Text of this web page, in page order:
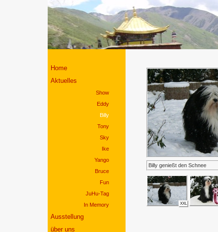
Home
Aktuelles
Show
Eddy
Billy
Tony
Sky
Ike
Yango
Bruce
Fun
JuHu-Tag
In Memory
Ausstellung
über uns
Billy genießt den Schnee
XXL